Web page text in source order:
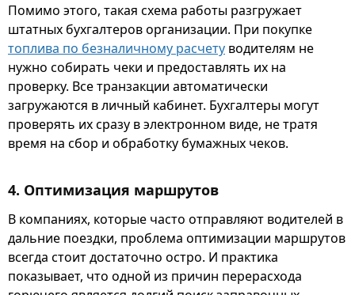
Помимо этого, такая схема работы разгружает
штатных бухгалтеров организации. При покупке
топлива по безналичному расчету водителям не
нужно собирать чеки и предоставлять их на
проверку. Все транзакции автоматически
загружаются в личный кабинет. Бухгалтеры могут
проверять их сразу в электронном виде, не тратя
время на сбор и обработку бумажных чеков.
4. Оптимизация маршрутов
В компаниях, которые часто отправляют водителей в
дальние поездки, проблема оптимизации маршрутов
всегда стоит достаточно остро. И практика
показывает, что одной из причин перерасхода